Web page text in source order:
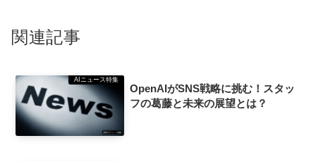
関連記事
AIニュース特集
OpenAIがSNS戦略に挑む！スタッ
フの葛藤と未来の展望とは？